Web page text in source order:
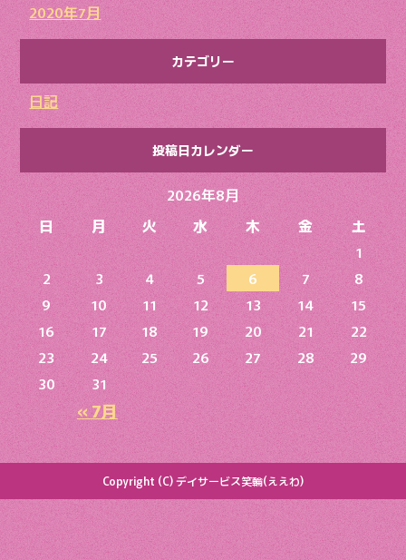
2020年7月
カテゴリー
日記
投稿日カレンダー
2026年8月
日
月 火 水 木 金 土
« 7月
1
2
3 4 5 6 7
8
9
10 11 12 13 14
15
16
17 18 19 20 21
22
23
24 25 26 27 28
29
30
31
Copyright (C) デイサービス笑輪(ええわ)